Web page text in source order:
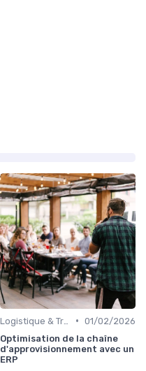
• 01/02/2026
Optimisation de la chaîne
d'approvisionnement avec un
ERP